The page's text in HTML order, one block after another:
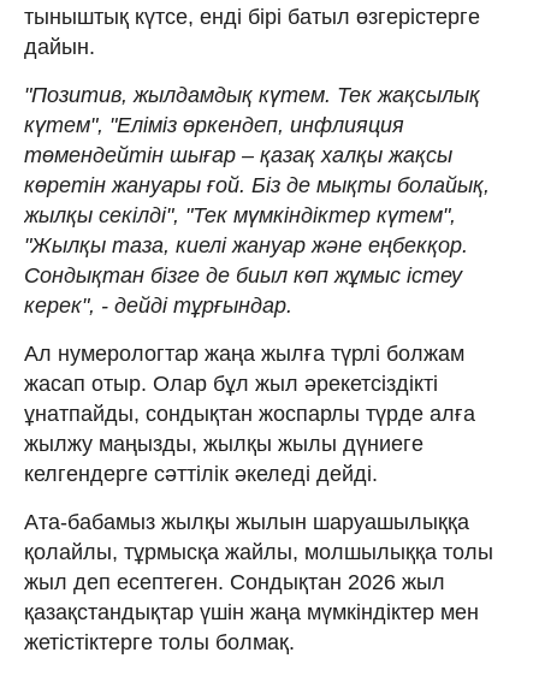
тыныштық күтсе, енді бірі батыл өзгерістерге
дайын.
"Позитив, жылдамдық күтем. Тек жақсылық
күтем", "Еліміз өркендеп, инфлияция
төмендейтін шығар – қазақ халқы жақсы
көретін жануары ғой. Біз де мықты болайық,
жылқы секілді", "Тек мүмкіндіктер күтем",
"Жылқы таза, киелі жануар және еңбекқор.
Сондықтан бізге де биыл көп жұмыс істеу
керек", - дейді тұрғындар.
Ал нумерологтар жаңа жылға түрлі болжам
жасап отыр. Олар бұл жыл әрекетсіздікті
ұнатпайды, сондықтан жоспарлы түрде алға
жылжу маңызды, жылқы жылы дүниеге
келгендерге сәттілік әкеледі дейді.
Ата-бабамыз жылқы жылын шаруашылыққа
қолайлы, тұрмысқа жайлы, молшылыққа толы
жыл деп есептеген. Сондықтан 2026 жыл
қазақстандықтар үшін жаңа мүмкіндіктер мен
жетістіктерге толы болмақ.